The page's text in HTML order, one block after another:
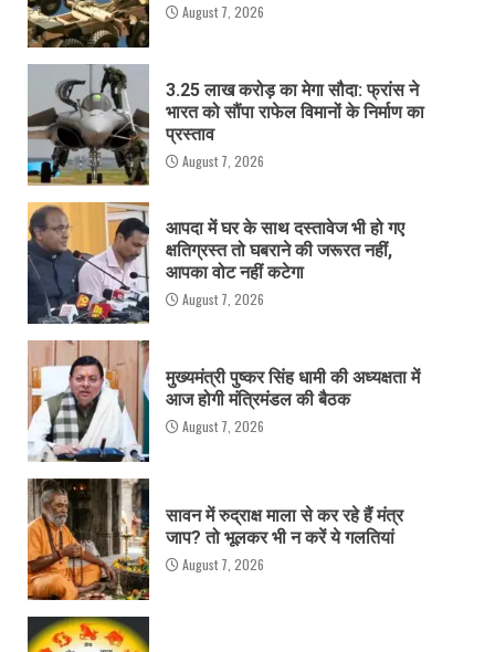
August 7, 2026
3.25 लाख करोड़ का मेगा सौदा: फ्रांस ने
भारत को सौंपा राफेल विमानों के निर्माण का
प्रस्ताव
August 7, 2026
आपदा में घर के साथ दस्तावेज भी हो गए
क्षतिग्रस्त तो घबराने की जरूरत नहीं,
आपका वोट नहीं कटेगा
August 7, 2026
मुख्यमंत्री पुष्कर सिंह धामी की अध्यक्षता में
आज होगी मंत्रिमंडल की बैठक
August 7, 2026
सावन में रुद्राक्ष माला से कर रहे हैं मंत्र
जाप? तो भूलकर भी न करें ये गलतियां
August 7, 2026